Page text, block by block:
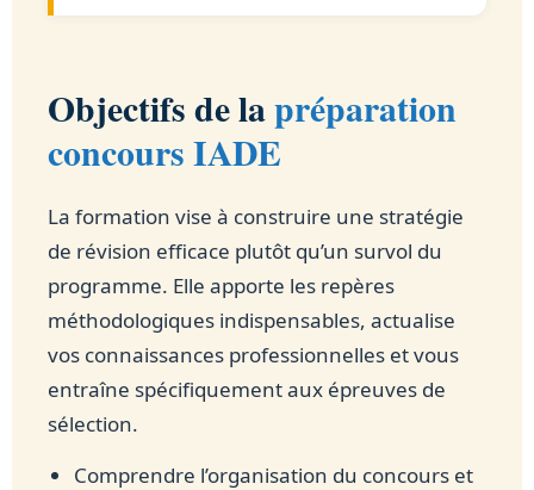
Objectifs de lapréparation
concours IADE
La formation vise à construire une stratégie
de révision efficace plutôt qu’un survol du
programme. Elle apporte les repères
méthodologiques indispensables, actualise
vos connaissances professionnelles et vous
entraîne spécifiquement aux épreuves de
sélection.
Comprendre l’organisation du concours et